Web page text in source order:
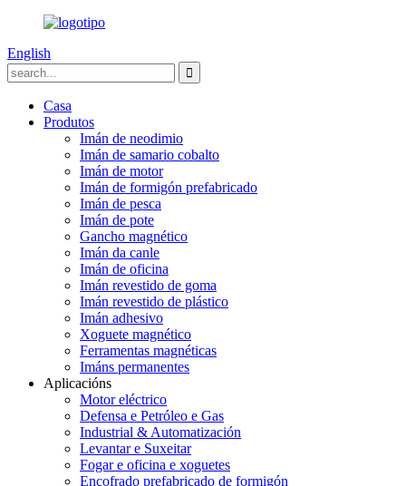
English
Casa
Produtos
Imán de neodimio
Imán de samario cobalto
Imán de motor
Imán de formigón prefabricado
Imán de pesca
Imán de pote
Gancho magnético
Imán da canle
Imán de oficina
Imán revestido de goma
Imán revestido de plástico
Imán adhesivo
Xoguete magnético
Ferramentas magnéticas
Imáns permanentes
Aplicacións
Motor eléctrico
Defensa e Petróleo e Gas
Industrial & Automatización
Levantar e Suxeitar
Fogar e oficina e xoguetes
Encofrado prefabricado de formigón